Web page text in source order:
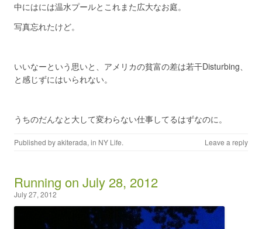
中にはには温水プールとこれまた広大なお庭。
写真忘れたけど。
いいなーという思いと、アメリカの貧富の差は若干Disturbing、
と感じずにはいられない。
うちのだんなと大して変わらない仕事してるはずなのに。
Published byakiterada, in NY Life. Leave a reply
Running on July 28, 2012
July 27, 2012